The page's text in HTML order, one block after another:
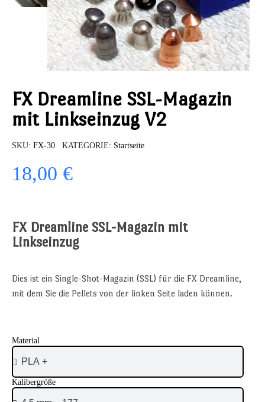
FX Dreamline SSL-Magazin
mit Linkseinzug V2
SKU FX-30 KATEGORIE Startseite
18,00 €
FX Dreamline SSL-Magazin mit
Linkseinzug
Dies ist ein Single-Shot-Magazin (SSL) für die FX Dreamline,
mit dem Sie die Pellets von der linken Seite laden können.
Material
Kalibergröße